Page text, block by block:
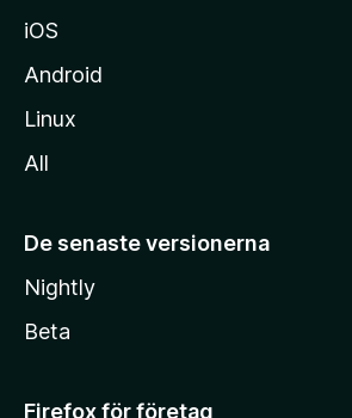
iOS
Android
Linux
All
De senaste versionerna
Nightly
Beta
Firefox för företag